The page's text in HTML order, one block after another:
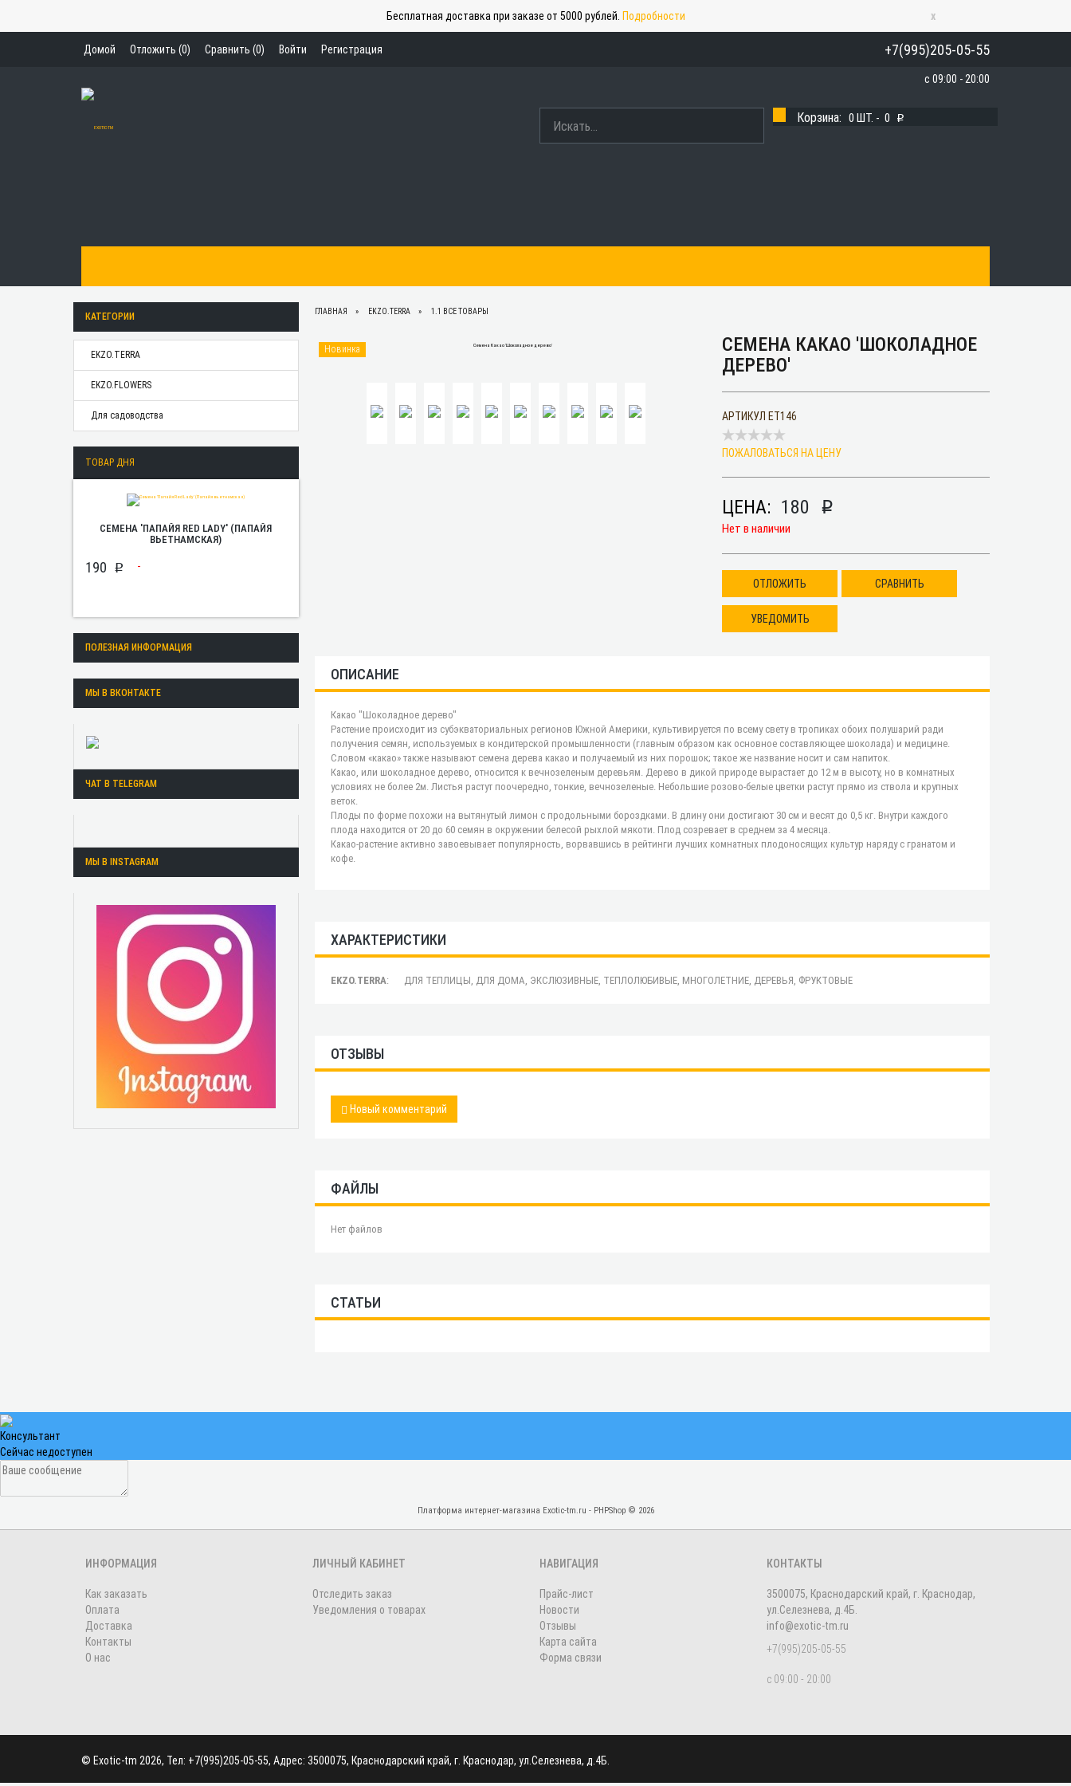
Бесплатная доставка при заказе от 5000 рублей. Подробности x
Домой Отложить (0) Сравнить (0) Войти Регистрация +7(995)205-05-55
с 09:00 - 20:00
Корзина: 0 ШТ. - 0 p
КАТЕГОРИИ
EKZO.TERRA
EKZO.FLOWERS
Для садоводства
ТОВАР ДНЯ
СЕМЕНА 'ПАПАЙЯ RED LADY' (ПАПАЙЯ
ВЬЕТНАМСКАЯ)
190 p
ПОЛЕЗНАЯ ИНФОРМАЦИЯ
МЫ В ВКОНТАКТЕ
ЧАТ В TELEGRAM
МЫ В INSTAGRAM
ГЛАВНАЯ EKZO.TERRA 1.1 ВСЕ ТОВАРЫ
Новинка
СЕМЕНА КАКАО 'ШОКОЛАДНОЕ
ДЕРЕВО'
АРТИКУЛ ET146
ПОЖАЛОВАТЬСЯ НА ЦЕНУ
ЦЕНА: 180 p
Нет в наличии
ОТЛОЖИТЬ СРАВНИТЬ
УВЕДОМИТЬ
ОПИСАНИЕ
Какао "Шоколадное дерево"
Растение происходит из субэкваториальных регионов Южной Америки, культивируется по всему свету в тропиках обоих полушарий ради
получения семян, используемых в кондитерской промышленности (главным образом как основное составляющее шоколада) и медицине.
Словом «какао» также называют семена дерева какао и получаемый из них порошок; такое же название носит и сам напиток.
Какао, или шоколадное дерево, относится к вечнозеленым деревьям. Дерево в дикой природе вырастает до 12 м в высоту, но в комнатных
условиях не более 2м. Листья растут поочередно, тонкие, вечнозеленые. Небольшие розово-белые цветки растут прямо из ствола и крупных
веток.
Плоды по форме похожи на вытянутый лимон с продольными бороздками. В длину они достигают 30 см и весят до 0,5 кг. Внутри каждого
плода находится от 20 до 60 семян в окружении белесой рыхлой мякоти. Плод созревает в среднем за 4 месяца.
Какао-растение активно завоевывает популярность, ворвавшись в рейтинги лучших комнатных плодоносящих культур наряду с гранатом и
кофе.
ХАРАКТЕРИСТИКИ
EKZO.TERRA: ДЛЯ ТЕПЛИЦЫ, ДЛЯ ДОМА, ЭКСЛЮЗИВНЫЕ, ТЕПЛОЛЮБИВЫЕ, МНОГОЛЕТНИЕ, ДЕРЕВЬЯ, ФРУКТОВЫЕ
ОТЗЫВЫ
Новый комментарий
ФАЙЛЫ
Нет файлов
СТАТЬИ
Консультант
Сейчас недоступен
ИНФОРМАЦИЯ
Как заказать
Оплата
Доставка
Контакты
О нас
ЛИЧНЫЙ КАБИНЕТ
Отследить заказ
Уведомления о товарах
НАВИГАЦИЯ
Прайс-лист
Новости
Отзывы
Карта сайта
Форма связи
КОНТАКТЫ
3500075, Краснодарский край, г. Краснодар,
ул.Селезнева, д.4Б.
info@exotic-tm.ru
+7(995)205-05-55
с 09:00 - 20:00
© Exotic-tm 2026, Тел: +7(995)205-05-55, Адрес: 3500075, Краснодарский край, г. Краснодар, ул.Селезнева, д.4Б.
Платформа интернет-магазина Exotic-tm.ru - PHPShop © 2026